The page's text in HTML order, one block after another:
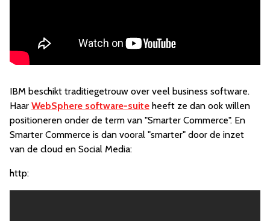
IBM beschikt traditiegetrouw over veel business software.
Haar WebSphere software-suite heeft ze dan ook willen
positioneren onder de term van "Smarter Commerce". En
Smarter Commerce is dan vooral "smarter" door de inzet
van de cloud en Social Media:
http: